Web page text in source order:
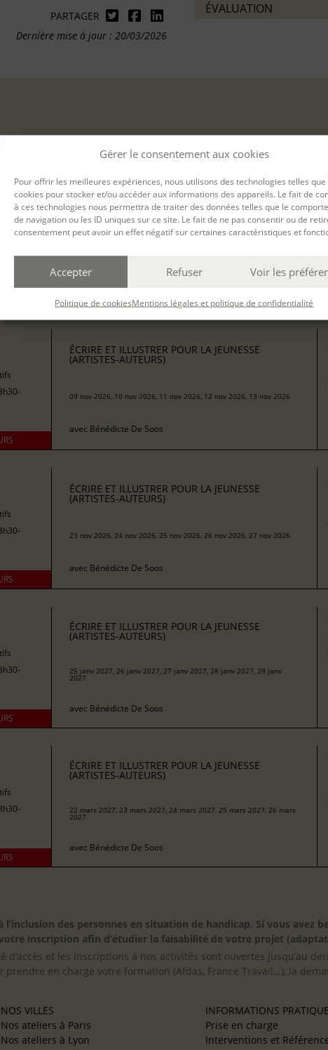
Gérer le consentement aux cookies
Pour offrir les meilleures expériences, nous utilisons des technologies telles que
cookies pour stocker et/ou accéder aux informations des appareils. Le fait de
à ces technologies nous permettra de traiter des données telles que le
de navigation ou les ID uniques sur ce site. Le fait de ne pas consentir ou de
consentement peut avoir un effet négatif sur certaines caractéristiques et
Accepter Refuser Voir les
Politique de cookiesMentions légales et politique de confidentialité
PARTAGER
Dernière mise à jour : 20/03/2026
ÉVALUATION
(artistes-auteurs)du24 Mai. 2027au28 Mai. 2027
DEMANDER UN DEVIS
Filtrer
ÉCRIRE ET ILLUSTRER POUR LA JEUNESSE
(ARTISTES-AUTEURS)
09 nov 2026, 10 nov 2026, 11 nov 2026, 12 nov 2026, 13 nov 2026
avec Bénédicte De Soos
ÉCRIRE ET ILLUSTRER POUR LA JEUNESSE
(ARTISTES-AUTEURS)
23 nov 2026, 24 nov 2026, 25 nov 2026, 26 nov 2026, 27 nov 2026
avec Bénédicte De Soos
ÉCRIRE ET ILLUSTRER POUR LA JEUNESSE
(ARTISTES-AUTEURS)
25 janv 2027, 26 janv 2027, 27 janv 2027, 28 janv 2027, 29 janv
2027
avec Bénédicte De Soos
ÉCRIRE ET ILLUSTRER POUR LA JEUNESSE
(ARTISTES-AUTEURS)
22 mars 2027, 23 mars 2027, 24 mars 2027, 25 mars 2027, 26 mars
2027
avec Bénédicte De Soos
l’inclusion des personnes en situation de handicap. Si vous
inscription afin d’étudier la faisabilité de votre projet
d’accès et les inscriptions à nos activités sont ouvertes jusqu’au
prendre en charge votre formation (Afdas, France Travail…), la
NOS VILLES
Nos ateliers à Paris
Nos ateliers à Lyon
INFORMATIONS
Prise en charge
Interventions et